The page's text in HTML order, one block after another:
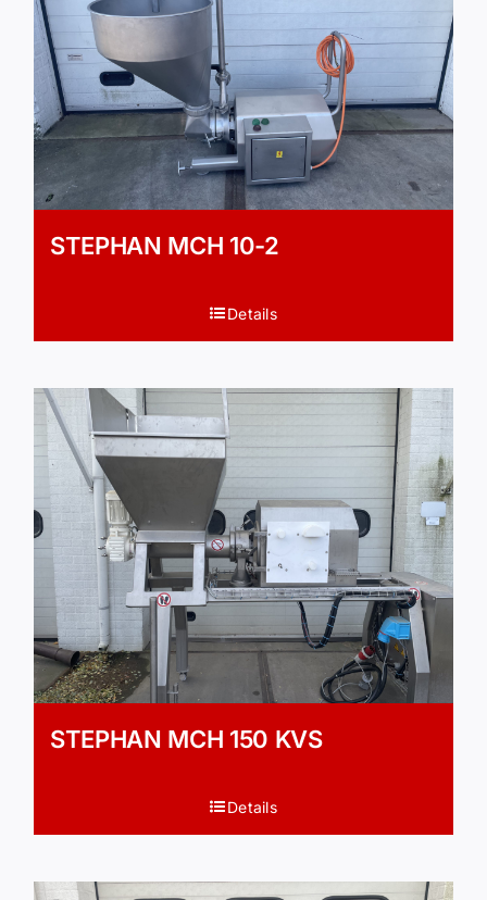
STEPHAN MCH 10-2
Details
STEPHAN MCH 150 KVS
Details